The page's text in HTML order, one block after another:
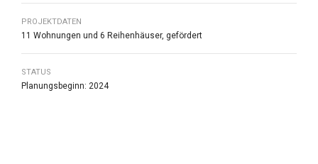
PROJEKTDATEN
11 Wohnungen und 6 Reihenhäuser, gefördert
STATUS
Planungsbeginn: 2024